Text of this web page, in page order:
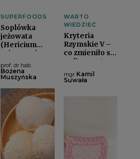
SUPERFOODS
Soplówka
jeżowata
(Hericium
erinaceus) –
gatunek nie
tylko o
właściwościach
neuroprotekcyjnychi
prof. dr hab.
Bożena
Muszyńska
WARTO
WIEDZIEĆ
Kryteria
Rzymskie V –
co zmieniło się
w diagnostyce
zaburzeń
jelitowychi
mgr Kamil
Suwała